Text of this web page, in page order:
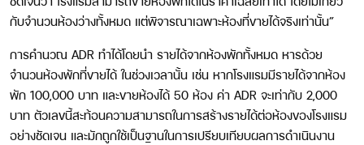
กับจำนวนห้องว่างทั้งหมด แต่พิจารณาเฉพาะห้องที่ขายได้จริงเท่านั้น”
การคำนวณ ADR ทำได้โดยนำ รายได้จากห้องพักทั้งหมด หารด้วย
จำนวนห้องพักที่ขายได้ ในช่วงเวลานั้น เช่น หากโรงแรมมีรายได้จากห้อง
พัก 100,000 บาท และขายห้องได้ 50 ห้อง ค่า ADR จะเท่ากับ 2,000
บาท ตัวเลขนี้สะท้อนความสามารถในการสร้างรายได้ต่อห้องของโรงแรม
อย่างชัดเจน และมักถูกใช้เป็นฐานในการเปรียบเทียบผลการดำเนินงาน